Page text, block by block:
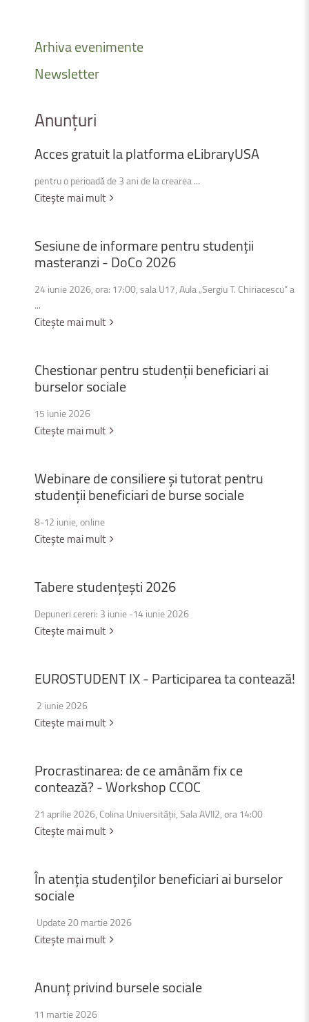
Arhivaevenimente
Newsletter
Anunțuri
AccesgratuitlaplatformaeLibraryUSA
pentru o perioadă de 3 ani de la crearea ...
Citește mai mult
Sesiunedeinformarepentrustudenții
masteranzi-DoCo2026
24 iunie 2026, ora: 17:00, sala U17, Aula „Sergiu T. Chiriacescu” a
...
Citește mai mult
Chestionarpentrustudențiibeneficiariai
burselorsociale
15 iunie 2026
Citește mai mult
Webinaredeconsiliereșitutoratpentru
studențiibeneficiaridebursesociale
8-12 iunie, online
Citește mai mult
Taberestudențești2026
Depuneri cereri: 3 iunie -14 iunie 2026
Citește mai mult
EUROSTUDENTIX-Participareatacontează!
2 iunie 2026
Citește mai mult
Procrastinarea:deceamânămfixce
contează?-WorkshopCCOC
21 aprilie 2026, Colina Universității, Sala AVII2, ora 14:00
Citește mai mult
Înatențiastudențilorbeneficiariaiburselor
sociale
Update 20 martie 2026
Citește mai mult
Anunțprivindburselesociale
11 martie 2026